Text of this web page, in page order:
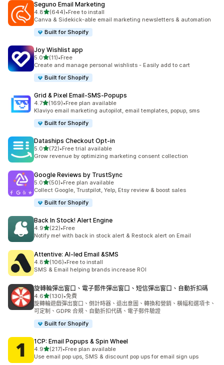
Seguno Email Marketing
4.8滿分 5 顆星
(644)
共有 644 則評價
•Free to install
Canva & Sidekick-able email marketing newsletters & automation
Built for Shopify
Joy Wishlist app
5.0滿分 5 顆星
(11)
共有 11 則評價
•Free
Create and manage personal wishlists - Easily add to cart
Built for Shopify
Grid & Pixel Email‑SMS‑Popups
4.7滿分 5 顆星
(169)
共有 169 則評價
•Free plan available
Klaviyo email marketing autopilot, email templates, popup, sms
Built for Shopify
Dataships Checkout Opt‑in
5.0滿分 5 顆星
(72)
共有 72 則評價
•Free trial available
Grow revenue by optimizing marketing consent collection
Google Reviews by TrustSync
5.0滿分 5 顆星
(50)
共有 50 則評價
•Free plan available
Collect Google, Trustpilot, Yelp, Etsy review & boost sales
Built for Shopify
Back In Stock! Alert Engine
4.9滿分 5 顆星
(22)
共有 22 則評價
•Free
Notify me! with back in stock alert & Restock alert on Email
Attentive: AI‑led Email &SMS
4.8滿分 5 顆星
(106)
共有 106 則評價
•Free to install
SMS & Email helping brands increase ROI
旋轉輪彈出窗口、電子郵件彈出窗口、短信彈出窗口、自動折扣碼
4.6滿分 5 顆星
(130)
共有 130 則評價
•免費
旋轉輪遊戲彈出窗口、倒計時器、退出意圖、轉換和營銷、橫幅和選項卡、
可定制、GDPR 合規、自動折扣代碼、電子郵件驗證
Built for Shopify
1CP: Email Popups & Spin Wheel
4.9滿分 5 顆星
(217)
共有 217 則評價
•Free plan available
Use email pop ups, SMS & discount pop ups for email sign ups